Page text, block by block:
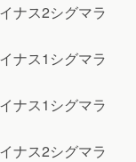
ナス2シグマラ
ナス1シグマラ
ナス1シグマラ
ナス2シグマラ